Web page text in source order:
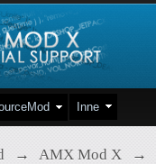
Inne
→ AMX Mod X →